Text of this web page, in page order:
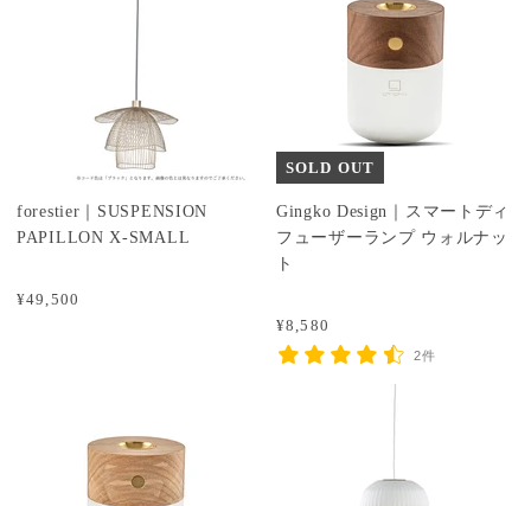
¥49,500
forestier｜SUSPENSION
PAPILLON X-SMALL
SOLD OUT
¥8,580
Gingko Design｜スマートディ
フューザーランプ ウォルナッ
ト
2件